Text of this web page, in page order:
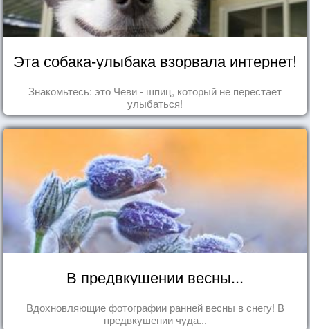
Эта собака-улыбака взорвала интернет!
Знакомьтесь: это Чеви - шпиц, который не перестает
улыбаться!
В предвкушении весны...
Вдохновляющие фотографии ранней весны в снегу! В
предвкушении чуда...